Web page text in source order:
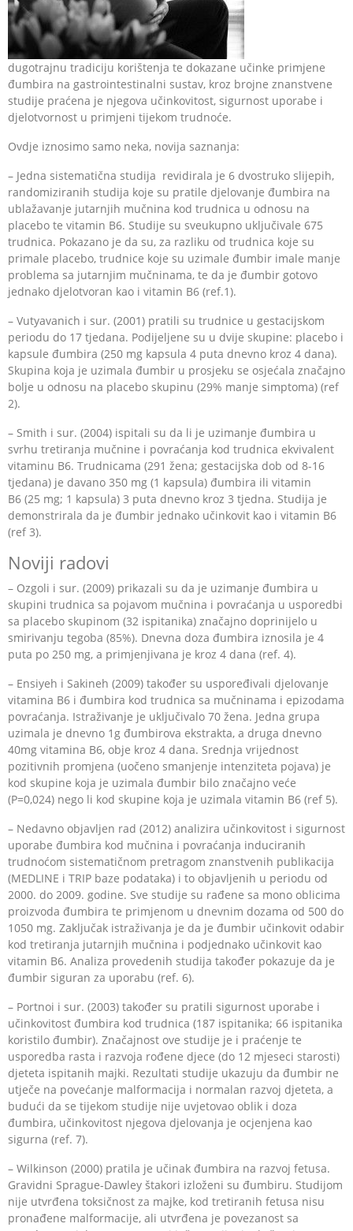
dugotrajnu tradiciju korištenja te dokazane učinke primjene
đumbira na gastrointestinalni sustav, kroz brojne znanstvene
studije praćena je njegova učinkovitost, sigurnost uporabe i
djelotvornost u primjeni tijekom trudnoće.
Ovdje iznosimo samo neka, novija saznanja:
– Jedna sistematična studija revidirala je 6 dvostruko slijepih,
randomiziranih studija koje su pratile djelovanje đumbira na
ublažavanje jutarnjih mučnina kod trudnica u odnosu na
placebo te vitamin B6. Studije su sveukupno uključivale 675
trudnica. Pokazano je da su, za razliku od trudnica koje su
primale placebo, trudnice koje su uzimale đumbir imale manje
problema sa jutarnjim mučninama, te da je đumbir gotovo
jednako djelotvoran kao i vitamin B6 (ref.1).
– Vutyavanich i sur. (2001) pratili su trudnice u gestacijskom
periodu do 17 tjedana. Podijeljene su u dvije skupine: placebo i
kapsule đumbira (250 mg kapsula 4 puta dnevno kroz 4 dana).
Skupina koja je uzimala đumbir u prosjeku se osjećala značajno
bolje u odnosu na placebo skupinu (29% manje simptoma) (ref
2).
– Smith i sur. (2004) ispitali su da li je uzimanje đumbira u
svrhu tretiranja mučnine i povraćanja kod trudnica ekvivalent
vitaminu B6. Trudnicama (291 žena; gestacijska dob od 8-16
tjedana) je davano 350 mg (1 kapsula) đumbira ili vitamin
B6 (25 mg; 1 kapsula) 3 puta dnevno kroz 3 tjedna. Studija je
demonstrirala da je đumbir jednako učinkovit kao i vitamin B6
(ref 3).
Noviji radovi
– Ozgoli i sur. (2009) prikazali su da je uzimanje đumbira u
skupini trudnica sa pojavom mučnina i povraćanja u usporedbi
sa placebo skupinom (32 ispitanika) značajno doprinijelo u
smirivanju tegoba (85%). Dnevna doza đumbira iznosila je 4
puta po 250 mg, a primjenjivana je kroz 4 dana (ref. 4).
– Ensiyeh i Sakineh (2009) također su uspoređivali djelovanje
vitamina B6 i đumbira kod trudnica sa mučninama i epizodama
povraćanja. Istraživanje je uključivalo 70 žena. Jedna grupa
uzimala je dnevno 1g đumbirova ekstrakta, a druga dnevno
40mg vitamina B6, obje kroz 4 dana. Srednja vrijednost
pozitivnih promjena (uočeno smanjenje intenziteta pojava) je
kod skupine koja je uzimala đumbir bilo značajno veće
(P=0,024) nego li kod skupine koja je uzimala vitamin B6 (ref 5).
– Nedavno objavljen rad (2012) analizira učinkovitost i sigurnost
uporabe đumbira kod mučnina i povraćanja induciranih
trudnoćom sistematičnom pretragom znanstvenih publikacija
(MEDLINE i TRIP baze podataka) i to objavljenih u periodu od
2000. do 2009. godine. Sve studije su rađene sa mono oblicima
proizvoda đumbira te primjenom u dnevnim dozama od 500 do
1050 mg. Zaključak istraživanja je da je đumbir učinkovit odabir
kod tretiranja jutarnjih mučnina i podjednako učinkovit kao
vitamin B6. Analiza provedenih studija također pokazuje da je
đumbir siguran za uporabu (ref. 6).
– Portnoi i sur. (2003) također su pratili sigurnost uporabe i
učinkovitost đumbira kod trudnica (187 ispitanika; 66 ispitanika
koristilo đumbir). Značajnost ove studije je i praćenje te
usporedba rasta i razvoja rođene djece (do 12 mjeseci starosti)
djeteta ispitanih majki. Rezultati studije ukazuju da đumbir ne
utječe na povećanje malformacija i normalan razvoj djeteta, a
budući da se tijekom studije nije uvjetovao oblik i doza
đumbira, učinkovitost njegova djelovanja je ocjenjena kao
sigurna (ref. 7).
– Wilkinson (2000) pratila je učinak đumbira na razvoj fetusa.
Gravidni Sprague-Dawley štakori izloženi su đumbiru. Studijom
nije utvrđena toksičnost za majke, kod tretiranih fetusa nisu
pronađene malformacije, ali utvrđena je povezanost sa